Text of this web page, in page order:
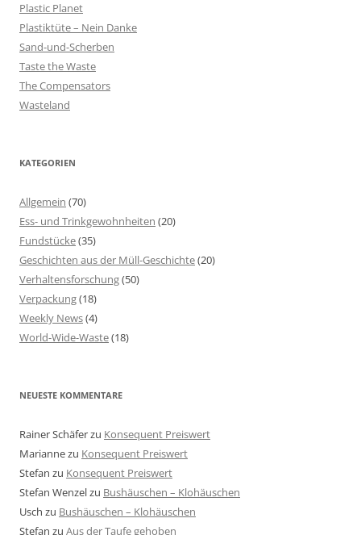
Plastic Planet
Plastiktüte – Nein Danke
Sand-und-Scherben
Taste the Waste
The Compensators
Wasteland
KATEGORIEN
Allgemein (70)
Ess- und Trinkgewohnheiten (20)
Fundstücke(35)
Geschichten aus der Müll-Geschichte(20)
Verhaltensforschung(50)
Verpackung(18)
Weekly News(4)
World-Wide-Waste(18)
NEUESTE KOMMENTARE
Rainer Schäferzu Konsequent Preiswert
Mariannezu Konsequent Preiswert
Stefan zu Konsequent Preiswert
Stefan Wenzelzu Bushäuschen – Klohäuschen
Usch zu Bushäuschen – Klohäuschen
Stefan zu Aus der Taufe gehoben